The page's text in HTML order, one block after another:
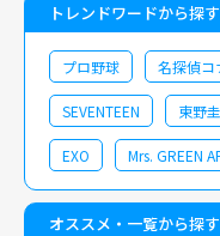
トレンドワードから探す
プロ野球 名探偵コ
SEVENTEEN 東野
EXO Mrs. GREEN
オススメ・一覧から探す